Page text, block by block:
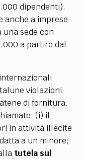
dipendenti).
anche a imprese
sede con
a partire dal
violazioni
di fornitura.
(i) il
in attività illecite
a un minore;
tutela sul